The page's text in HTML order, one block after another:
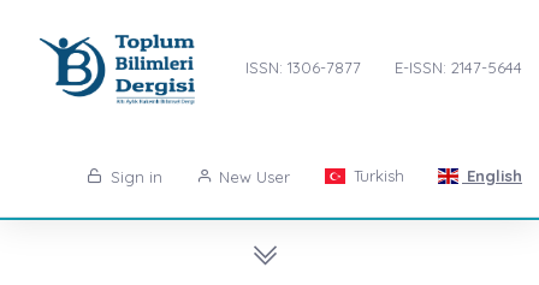
ISSN: 1306-7877 E-ISSN: 2147-5644
Sign in New User Turkish English